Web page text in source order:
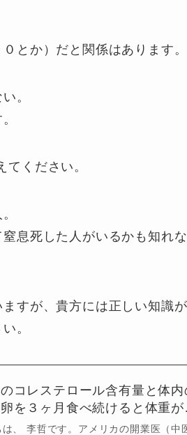
とか）だと関係はあります。
。
ください。
息死した人がいるかも知れ
すが、貴方には正しい知識
。
コレステロール含有量と体
を３ヶ月食べ続けると体重
は、 李哲です。アメリカの開業医（